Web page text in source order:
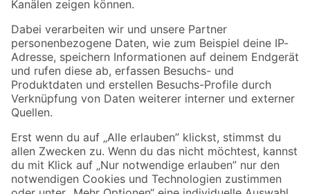
Folge uns
Zahlungsarten Versandarten
Sicher einkaufen
Jetzt die toom-App herunterladen